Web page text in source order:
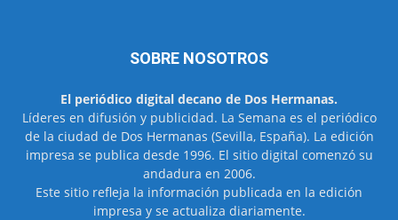
SOBRE NOSOTROS
El periódico digital decano de Dos Hermanas.
Líderes en difusión y publicidad. La Semana es el periódico
de la ciudad de Dos Hermanas (Sevilla, España). La edición
impresa se publica desde 1996. El sitio digital comenzó su
andadura en 2006.
Este sitio refleja la información publicada en la edición
impresa y se actualiza diariamente.